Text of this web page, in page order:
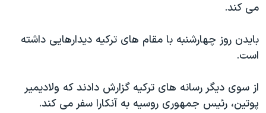
می کند.
بایدن روز چهارشنبه با مقام های ترکیه دیدارهایی داشته
است.
از سوی دیگر رسانه های ترکیه گزارش دادند که ولادیمیر
پوتین، رئیس جمهوری روسیه به آنکارا سفر می کند.